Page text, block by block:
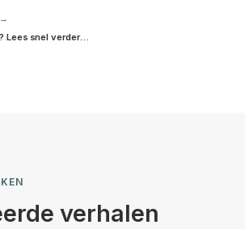
Lees snel verder…
verhalen